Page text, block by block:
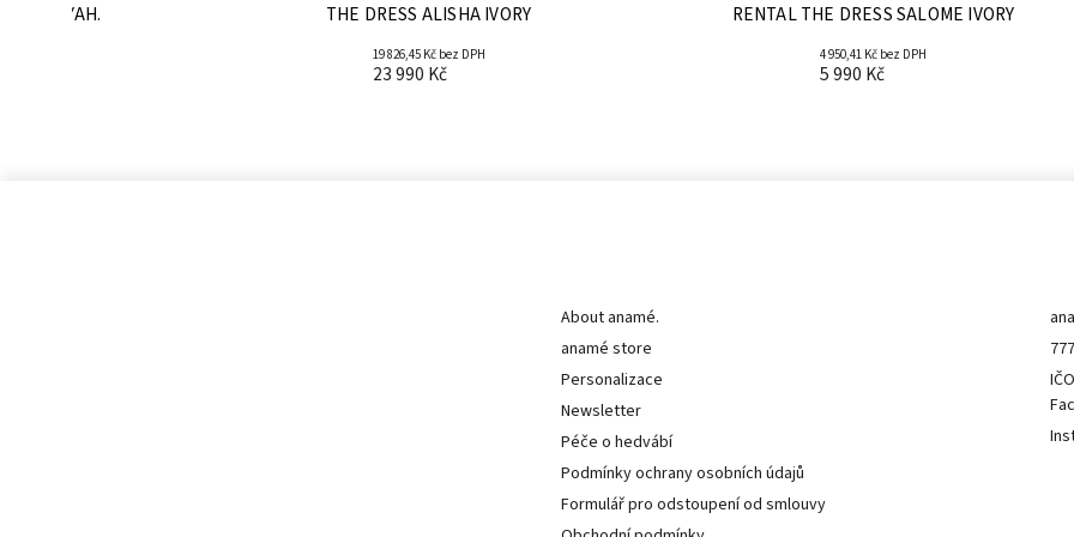
ODYAH. THE DRESS ALISHA IVORY
19 826,45 Kč bez DPH
23 990 Kč
RENTAL THE DRESS SALOME IVORY
4 950,41 Kč bez DPH
5 990 Kč
About anamé.
anamé store
Personalizace
Newsletter
Péče o hedvábí
Podmínky ochrany osobních údajů
Formulář pro odstoupení od smlouvy